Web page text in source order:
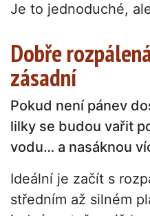
Je to jednoduché,
Dobře
zásadní
Pokud není pánev
lilky se budou vařit
vodu… a nasáknou
Ideální je začít s
středním až silném